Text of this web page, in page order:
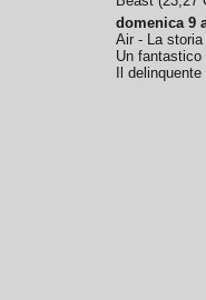
domenica 9
Air - La
Un fantastico
Il